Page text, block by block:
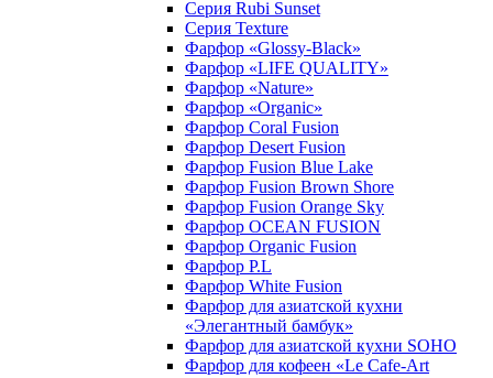
Серия Rubi Sunset
Серия Texture
Фарфор «Glossy-Black»
Фарфор «LIFE QUALITY»
Фарфор «Nature»
Фарфор «Organic»
Фарфор Coral Fusion
Фарфор Desert Fusion
Фарфор Fusion Blue Lake
Фарфор Fusion Brown Shore
Фарфор Fusion Orange Sky
Фарфор OCEAN FUSION
Фарфор Organic Fusion
Фарфор P.L
Фарфор White Fusion
Фарфор для азиатской кухни
«Элегантный бамбук»
Фарфор для азиатской кухни SOHO
Фарфор для кофеен «Le Cafe-Art